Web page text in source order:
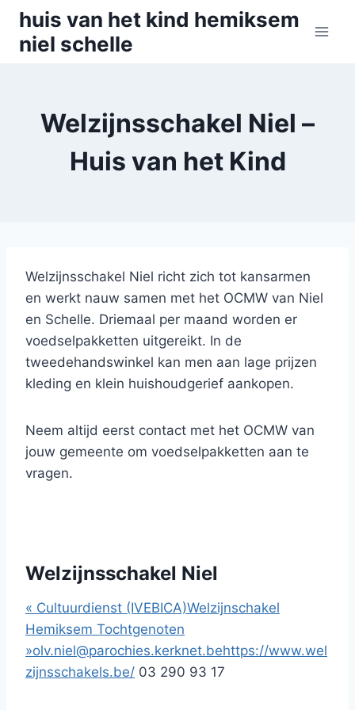
Skip
content
huis van het kind hemiksem
niel schelle
Welzijnsschakel Niel –
Huis van het Kind
Welzijnsschakel Niel richt zich tot kansarmen
en werkt nauw samen met het OCMW van Niel
en Schelle. Driemaal per maand worden er
voedselpakketten uitgereikt. In de
tweedehandswinkel kan men aan lage prijzen
kleding en klein huishoudgerief aankopen.
Neem altijd eerst contact met het OCMW van
jouw gemeente om voedselpakketten aan te
vragen.
Welzijnsschakel Niel
« Cultuurdienst (IVEBICA)Welzijnschakel
Hemiksem Tochtgenoten
»olv.niel@parochies.kerknet.behttps://www.wel
zijnsschakels.be/ 03 290 93 17